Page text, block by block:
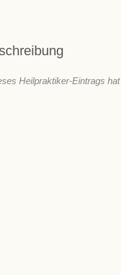
Heilpraktiker-Eintrags